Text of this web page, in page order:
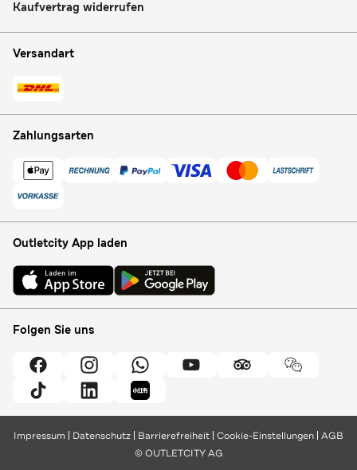
Kaufvertrag widerrufen
Versandart
Zahlungsarten
Outletcity App laden
Folgen Sie uns
Impressum Datenschutz Barrierefreiheit Cookie-Einstellungen AGB
© OUTLETCITY AG